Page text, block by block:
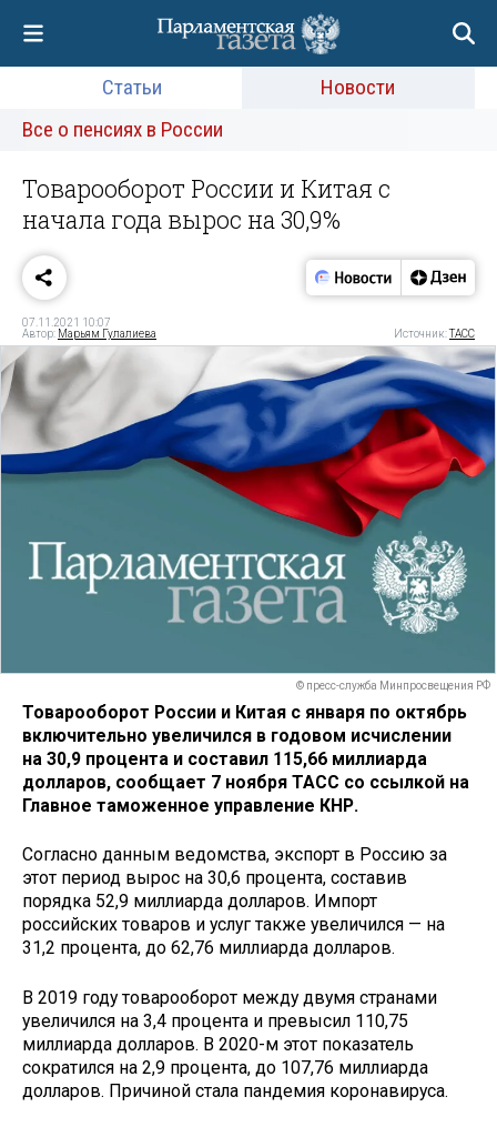
Статьи
Новости
Все о пенсиях в России
Товарооборот России и Китая с
начала года вырос на 30,9%
07.11.2021 10:07
Автор: Марьям Гулалиева Источник:ТАСС
© пресс-служба Минпросвещения РФ
Товарооборот России и Китая с января по октябрь
включительно увеличился в годовом исчислении
на 30,9 процента и составил 115,66 миллиарда
долларов, сообщает 7 ноября ТАСС со ссылкой на
Главное таможенное управление КНР.
Согласно данным ведомства, экспорт в Россию за
этот период вырос на 30,6 процента, составив
порядка 52,9 миллиарда долларов. Импорт
российских товаров и услуг также увеличился — на
31,2 процента, до 62,76 миллиарда долларов.
В 2019 году товарооборот между двумя странами
увеличился на 3,4 процента и превысил 110,75
миллиарда долларов. В 2020-м этот показатель
сократился на 2,9 процента, до 107,76 миллиарда
долларов. Причиной стала пандемия коронавируса.